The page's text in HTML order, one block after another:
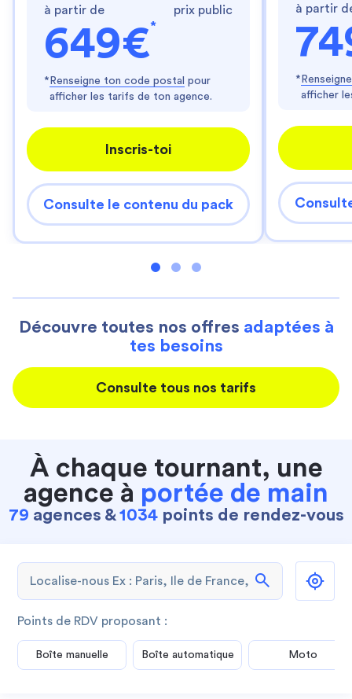
à partir de
649€*
prix public
* Renseigne ton code postal pour
afficher les tarifs de ton agence.
Inscris-toi
Consulte le contenu du pack
à partir
*
afficher
Découvre toutes nos offres adaptées à
tes besoins
Consulte tous nos tarifs
À chaque tournant, une
agence à portée de main
79 agences &1034points de rendez-vous
search
Points de RDV proposant :
Boîte manuelle Boîte automatique Moto